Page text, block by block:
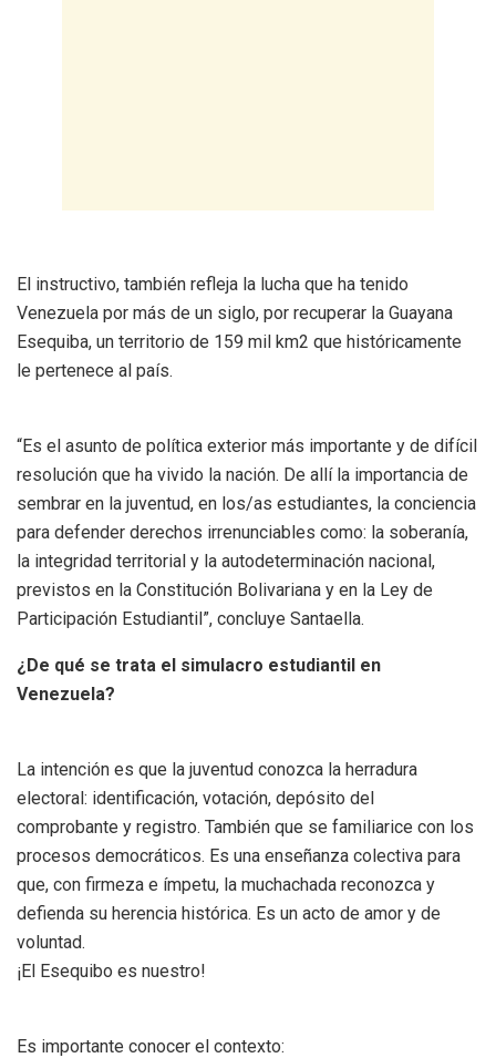
El instructivo, también refleja la lucha que ha tenido
Venezuela por más de un siglo, por recuperar la Guayana
Esequiba, un territorio de 159 mil km2 que históricamente
le pertenece al país.
“Es el asunto de política exterior más importante y de difícil
resolución que ha vivido la nación. De allí la importancia de
sembrar en la juventud, en los/as estudiantes, la conciencia
para defender derechos irrenunciables como: la soberanía,
la integridad territorial y la autodeterminación nacional,
previstos en la Constitución Bolivariana y en la Ley de
Participación Estudiantil”, concluye Santaella.
¿De qué se trata el simulacro estudiantil en
Venezuela?
La intención es que la juventud conozca la herradura
electoral: identificación, votación, depósito del
comprobante y registro. También que se familiarice con los
procesos democráticos. Es una enseñanza colectiva para
que, con firmeza e ímpetu, la muchachada reconozca y
defienda su herencia histórica. Es un acto de amor y de
voluntad.
¡El Esequibo es nuestro!
Es importante conocer el contexto: